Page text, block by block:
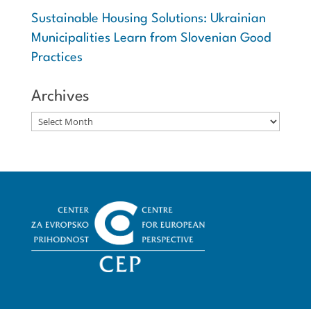
Sustainable Housing Solutions: Ukrainian
Municipalities Learn from Slovenian Good
Practices
Archives
Archives